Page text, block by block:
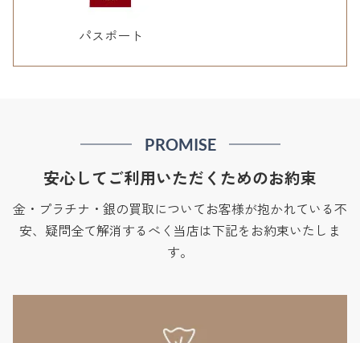
パスポート
PROMISE
安心してご利用いただくためのお約束
金・プラチナ・銀の買取についてお客様が抱かれている不
安、疑問全て解消するべく当店は下記をお約束いたしま
す。